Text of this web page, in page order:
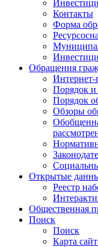
Контакты
Форма
Обращения
Порядок и
Порядок
Обзоры
Открытые
Реестр
Общественная
Поиск
Поиск
Карта